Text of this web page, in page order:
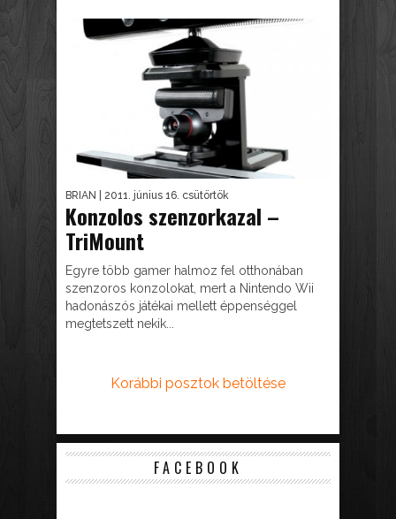
BRIAN | 2011. június 16. csütörtök
Konzolos szenzorkazal –
TriMount
Egyre több gamer halmoz fel otthonában
szenzoros konzolokat, mert a Nintendo Wii
hadonászós játékai mellett éppenséggel
megtetszett nekik...
Korábbi posztok betöltése
FACEBOOK